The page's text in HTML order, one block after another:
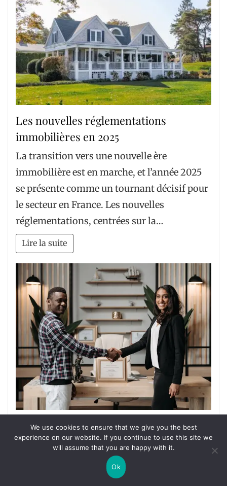
Les nouvelles réglementations
immobilières en 2025
La transition vers une nouvelle ère
immobilière est en marche, et l’année 2025
se présente comme un tournant décisif pour
le secteur en France. Les nouvelles
réglementations, centrées sur la…
Lire la suite
Les bienfaits des partenariats
stratégiques pour les entreprises
Dans un monde des affaires en constante
évolution, les partenariats stratégiques se
We use cookies to ensure that we give you the best
experience on our website. If you continue to use this site we
will assume that you are happy with it.
Ok